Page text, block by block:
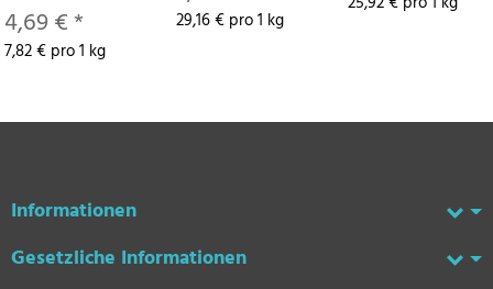
4,69 € *
7,82 € pro 1 kg
29,16 € pro 1 kg
Informationen
Gesetzliche Informationen